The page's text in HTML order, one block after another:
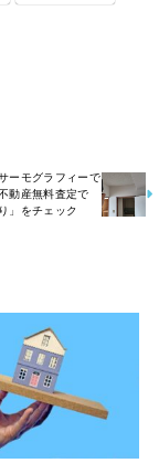
ーモグラフィーで
動産無料査定で
」をチェック